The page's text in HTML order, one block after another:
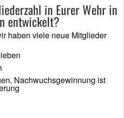
in Eurer Wehr in
entwickelt?
haben viele neue Mitglieder
Nachwuchsgewinnung ist